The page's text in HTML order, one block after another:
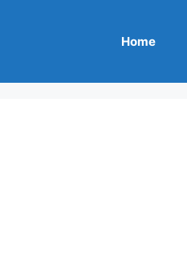
Home